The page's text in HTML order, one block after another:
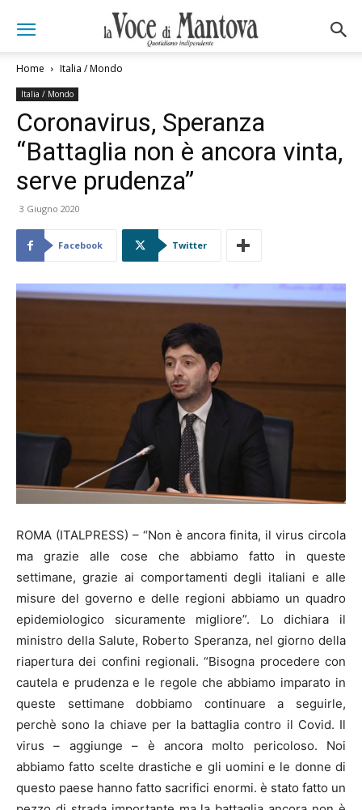
Home Italia / Mondo
Italia / Mondo
Coronavirus, Speranza
“Battaglia non è ancora vinta,
serve prudenza”
3 Giugno 2020
Facebook Twitter
ROMA (ITALPRESS) – “Non è ancora finita, il virus circola
ma grazie alle cose che abbiamo fatto in queste
settimane, grazie ai comportamenti degli italiani e alle
misure del governo e delle regioni abbiamo un quadro
epidemiologico sicuramente migliore”. Lo dichiara il
ministro della Salute, Roberto Speranza, nel giorno della
riapertura dei confini regionali. “Bisogna procedere con
cautela e prudenza e le regole che abbiamo imparato in
queste settimane dobbiamo continuare a seguirle,
perchè sono la chiave per la battaglia contro il Covid. Il
virus – aggiunge – è ancora molto pericoloso. Noi
abbiamo fatto scelte drastiche e gli uomini e le donne di
questo paese hanno fatto sacrifici enormi. è stato fatto un